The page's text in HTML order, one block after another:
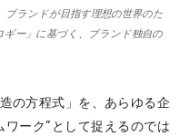
ブランドが目指す理想の世界のた
ー」に基づく、ブランド独自の
の方程式」を、あらゆる企
ーク”として捉えるのでは